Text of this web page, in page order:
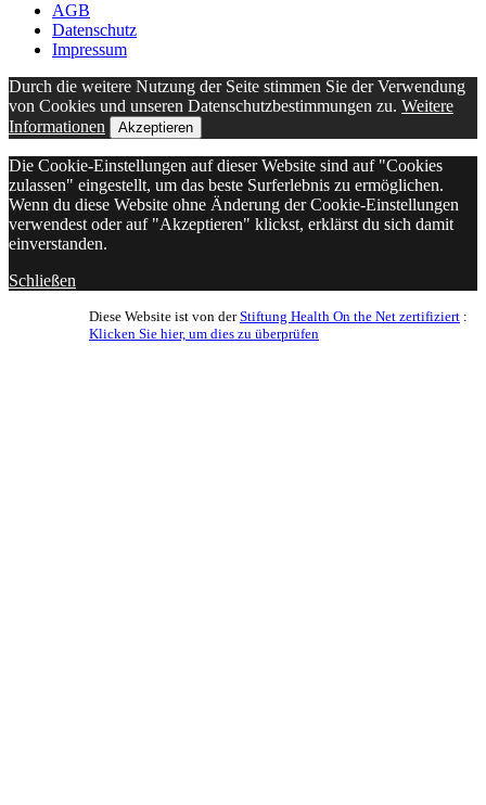
AGB
Datenschutz
Impressum
Durch die weitere Nutzung der Seite stimmen Sie der Verwendung
von Cookies und unseren Datenschutzbestimmungen zu. Weitere
Informationen
Akzeptieren
Die Cookie-Einstellungen auf dieser Website sind auf "Cookies
zulassen" eingestellt, um das beste Surferlebnis zu ermöglichen.
Wenn du diese Website ohne Änderung der Cookie-Einstellungen
verwendest oder auf "Akzeptieren" klickst, erklärst du sich damit
einverstanden.
Schließen
Diese Website ist von der Stiftung Health On the Net zertifiziert :
Klicken Sie hier, um dies zu überprüfen